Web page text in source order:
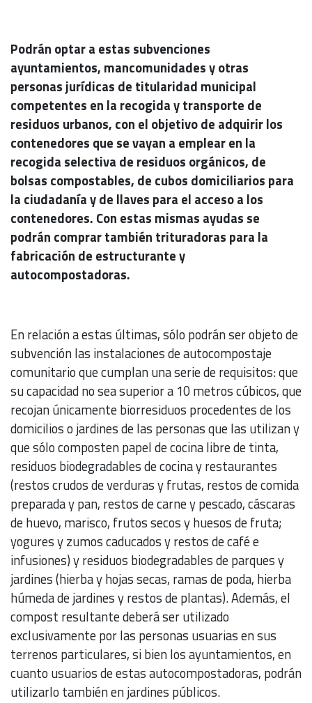
Podrán optar a estas subvenciones
ayuntamientos, mancomunidades y otras
personas jurídicas de titularidad municipal
competentes en la recogida y transporte de
residuos urbanos, con el objetivo de adquirir los
contenedores que se vayan a emplear en la
recogida selectiva de residuos orgánicos, de
bolsas compostables, de cubos domiciliarios para
la ciudadanía y de llaves para el acceso a los
contenedores. Con estas mismas ayudas se
podrán comprar también trituradoras para la
fabricación de estructurante y
autocompostadoras.
En relación a estas últimas, sólo podrán ser objeto de
subvención las instalaciones de autocompostaje
comunitario que cumplan una serie de requisitos: que
su capacidad no sea superior a 10 metros cúbicos, que
recojan únicamente biorresiduos procedentes de los
domicilios o jardines de las personas que las utilizan y
que sólo composten papel de cocina libre de tinta,
residuos biodegradables de cocina y restaurantes
(restos crudos de verduras y frutas, restos de comida
preparada y pan, restos de carne y pescado, cáscaras
de huevo, marisco, frutos secos y huesos de fruta;
yogures y zumos caducados y restos de café e
infusiones) y residuos biodegradables de parques y
jardines (hierba y hojas secas, ramas de poda, hierba
húmeda de jardines y restos de plantas). Además, el
compost resultante deberá ser utilizado
exclusivamente por las personas usuarias en sus
terrenos particulares, si bien los ayuntamientos, en
cuanto usuarios de estas autocompostadoras, podrán
utilizarlo también en jardines públicos.